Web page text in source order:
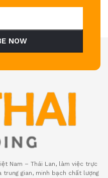
NOW
Nam – Thái Lan, làm việc trực
trung gian, minh bạch chất lượng